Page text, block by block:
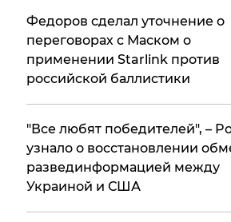
Федоров сделал уточнение о
переговорах с Маском о
применении Starlink против
российской баллистики
​"Все любят победителей", –
узнало о восстановлении
развединформацией между
Украиной и США